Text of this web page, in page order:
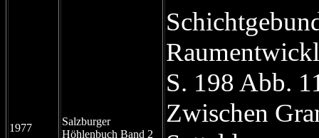
1977
Salzburger
Höhlenbuch Band 2
S. 198 Abb.
Zwischen